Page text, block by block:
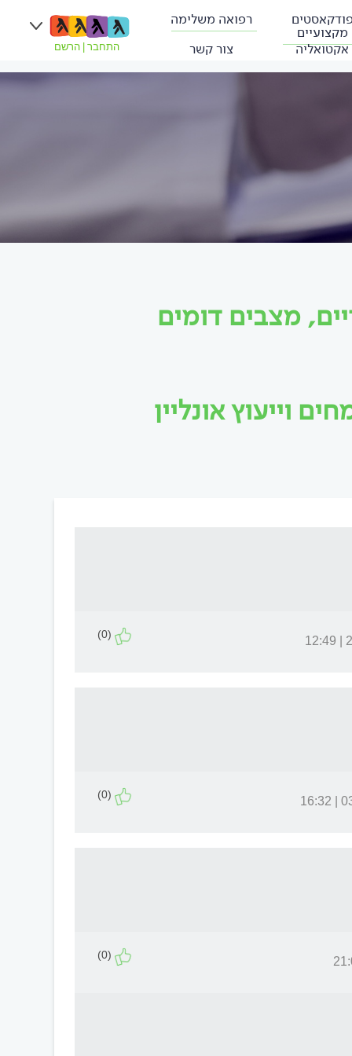
מקצועיים
רפואה משלימה
אקטואליה
צור קשר התחבר הרשם
מצבים דומים
וייעוץ אונליין
(0)
(0)
(0)